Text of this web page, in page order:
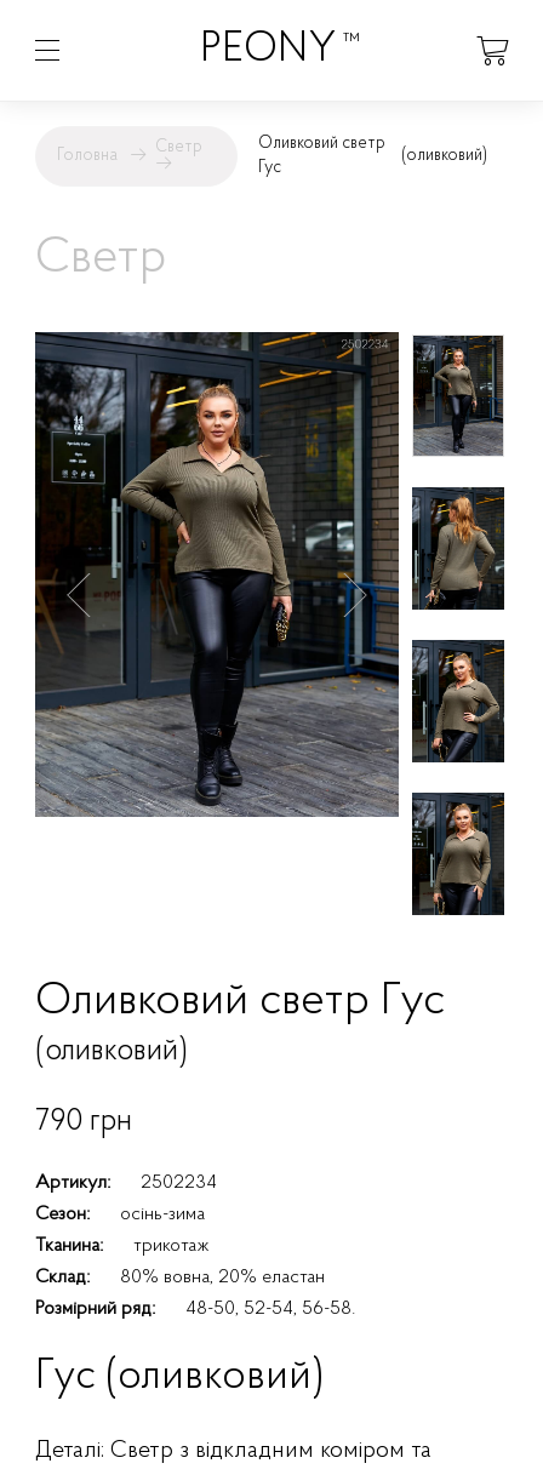
PEONY ™
Головна → Светр
→
Оливковий светр
Гус
(оливковий)
Светр
Оливковий светр Гус
(оливковий)
790 грн
Артикул:
2502234
Сезон:
осінь-зима
Тканина:
трикотаж
Склад:
80% вовна, 20% еластан
Розмірний ряд:
48-50, 52-54, 56-58.
Гус (оливковий)
Деталі: Светр з відкладним коміром та